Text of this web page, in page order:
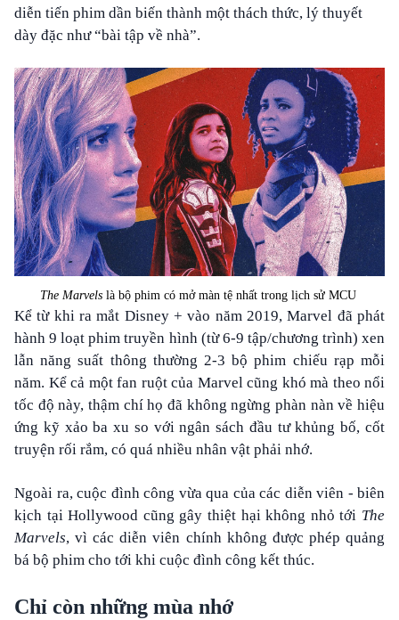
diễn tiến phim dần biến thành một thách thức, lý thuyết
dày đặc như “bài tập về nhà”.
The Marvelslà bộ phim có mở màn tệ nhất trong lịch sử MCU
Kể từ khi ra mắt Disney + vào năm 2019, Marvel đã phát
hành 9 loạt phim truyền hình (từ 6-9 tập/chương trình) xen
lẫn năng suất thông thường 2-3 bộ phim chiếu rạp mỗi
năm. Kể cả một fan ruột của Marvel cũng khó mà theo nổi
tốc độ này, thậm chí họ đã không ngừng phàn nàn về hiệu
ứng kỹ xảo ba xu so với ngân sách đầu tư khủng bố, cốt
truyện rối rắm, có quá nhiều nhân vật phải nhớ.
Ngoài ra, cuộc đình công vừa qua của các diễn viên - biên
kịch tại Hollywood cũng gây thiệt hại không nhỏ tới The
Marvels, vì các diễn viên chính không được phép quảng
bá bộ phim cho tới khi cuộc đình công kết thúc.
Chỉ còn những mùa nhớ